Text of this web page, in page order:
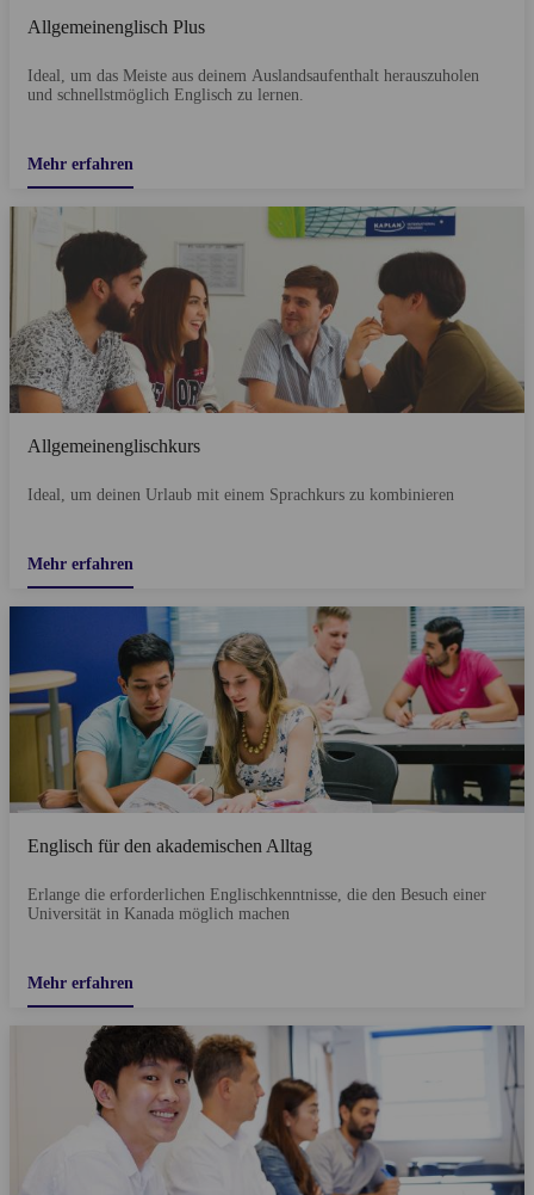
Allgemeinenglisch Plus
Ideal, um das Meiste aus deinem Auslandsaufenthalt herauszuholen
und schnellstmöglich Englisch zu lernen.
Mehr erfahren
Allgemeinenglischkurs
Ideal, um deinen Urlaub mit einem Sprachkurs zu kombinieren
Mehr erfahren
Englisch für den akademischen Alltag
Erlange die erforderlichen Englischkenntnisse, die den Besuch einer
Universität in Kanada möglich machen
Mehr erfahren